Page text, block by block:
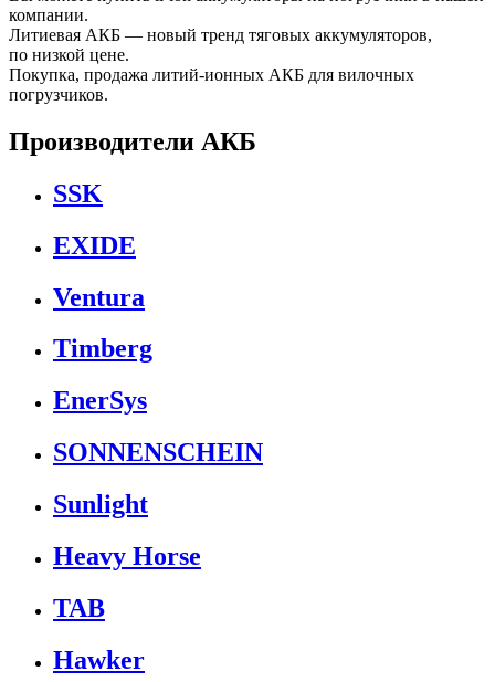
компании.
Литиевая АКБ — новый тренд тяговых аккумуляторов,
по низкой цене.
Покупка, продажа литий-ионных АКБ для вилочных
погрузчиков.
Производители АКБ
SSK
EXIDE
Ventura
Timberg
EnerSys
SONNENSCHEIN
Sunlight
Heavy Horse
TAB
Hawker